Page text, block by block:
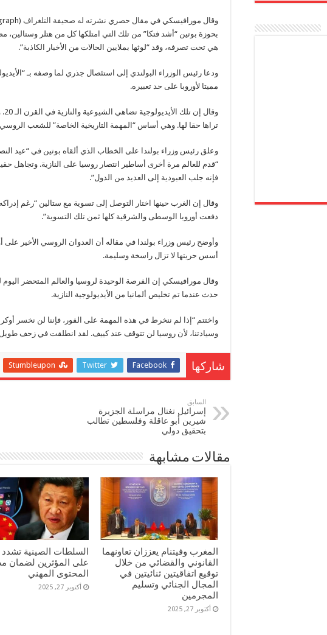
وقال مورافيسكي في مقال حصري نشرته له صحيفة التلغراف
بحوزة بوتين “أشد فتكا” من تلك التي امتلكها كل من هتلر وستالين،
هي تحت تصرفه، وقد “لوثها بملايين الحالات من الأخبار الكاذبة”.
ودعا رئيس الوزراء البولندي إلى استئصال جذري لما وصفه بـ
مميتا لأوروبا على حد تعبيره.
تراها حقا لها. وهي أساس “المهمة التاريخية الخاصة” للشعب الروسي
وعلق رئيس وزراء بولندا على الخطاب الذي ألقاه بوتين في “عيد
“قدم للعالم مرة أخرى أساطير انتصار روسيا على النازية. وتجاهل
فإنه جلب العبودية إلى العديد من الدول”.
وقال إن الغرب حينها اختار التوصل إلى تسوية مع ستالين “رغم
دفعت أوروبا الوسطى والشرقية كلها ثمن تلك التسوية”.
وأوضح رئيس وزراء بولندا في مقاله أن العدوان الروسي الأخير على
أسس حريتها لا تزال راسخة وسليمة.
وقال مورافيسكي إن الفرصة الوحيدة لروسيا والعالم المتحضر اليوم
حدث عندما تم تخليص ألمانيا من الأيديولوجية النازية.
واختتم “إذا لم ننخرط في هذه المهمة على الفور، فإننا لن نخسر
وسيادتنا، لأن روسيا لن تتوقف عند كييف. لقد انطلقت في زحف طويل
شاركها Facebook
Twitter
Stumbleupon
السابق
إسرائيل تغتال مراسلة الجزيرة
شيرين أبو عاقلة وفلسطين تطالب
بتحقيق دولي
مقالات مشابهة
المغرب وفيتنام يعززان تعاونهما
القانوني والقضائي من خلال
توقيع اتفاقيتين ثنائيتين في
المجال الجنائي وتسليم
المجرمين
أكتوبر 27, 2025
السلطات الصينية تشدد
على المؤثرين لضمان
المحتوى المهني
أكتوبر 27, 2025